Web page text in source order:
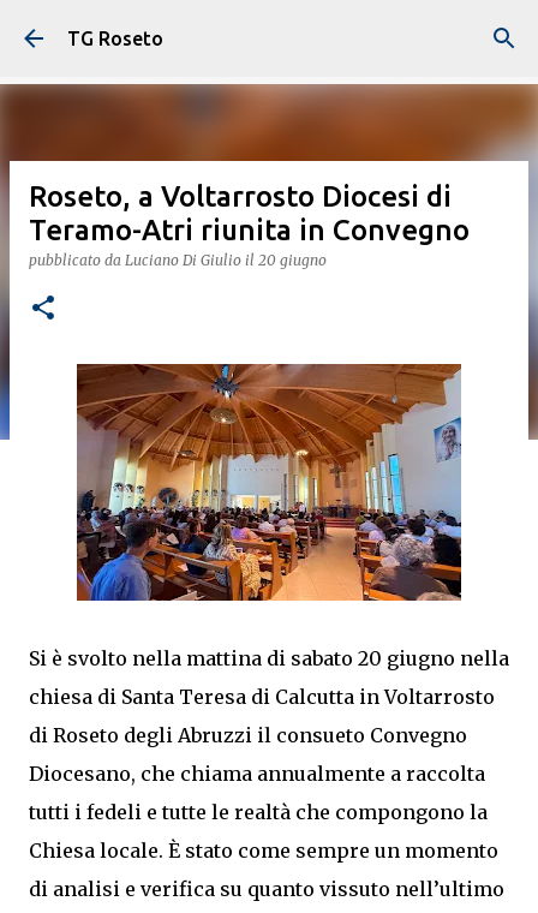
Passa ai contenuti principali
TG Roseto
Roseto, a Voltarrosto Diocesi di
Teramo-Atri riunita in Convegno
pubblicato da Luciano Di Giulio il 20 giugno
Si è svolto nella mattina di sabato 20 giugno nella
chiesa di Santa Teresa di Calcutta in Voltarrosto
di Roseto degli Abruzzi il consueto Convegno
Diocesano, che chiama annualmente a raccolta
tutti i fedeli e tutte le realtà che compongono la
Chiesa locale. È stato come sempre un momento
di analisi e verifica su quanto vissuto nell’ultimo